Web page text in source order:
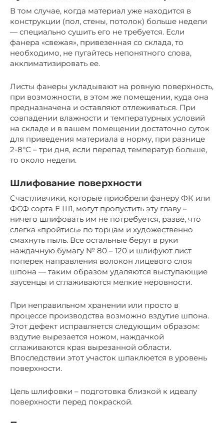
В том случае, когда материал уже находится в
конструкции (пол, стены, потолок) больше недели
— специально сушить его не требуется. Если
фанера «свежая», привезенная со склада, то
необходимо, не пугайтесь непонятного слова,
акклиматизировать ее.
Листы фанеры укладывают на ровную поверхность,
при возможности, в этом же помещении, куда она
предназначена и оставляют отлеживаться. При
совпадении влажности и температурных условий
на складе и в вашем помещении достаточно суток
для приведения материала в норму, при разнице
2-8°C – три дня, если перепад температур больше,
то около недели.
Шлифование поверхности
Счастливчики, которые приобрели фанеру ФК или
ФСФ сорта Е Ш1, могут пропустить эту главу –
ничего шлифовать им не потребуется, разве, что
слегка «пройтись» по торцам и художественно
смахнуть пыль. Все остальные берут в руки
наждачную бумагу № 80 – 120 и шлифуют лист
поперек направления волокон лицевого слоя
шпона — таким образом удаляются выступающие
заусенцы и сглаживаются мелкие неровности.
При неправильном хранении или просто в
процессе производства возможно вздутие шпона.
Этот дефект исправляется следующим образом:
вздутие вырезается ножом, наждачкой
сглаживаются края вырезанной области.
Впоследствии этот участок шпаклюется в уровень
поверхности.
Цель шлифовки – подготовка близкой к идеалу
поверхности перед покраской.